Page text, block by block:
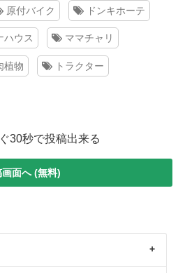
原付バイク ドンキホーテ
ハウス ママチャリ
植物 トラクター
30秒で投稿出来る
画面へ (無料)